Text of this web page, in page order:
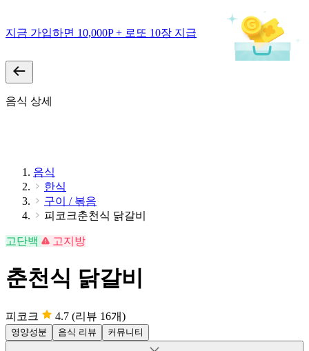
지금 가입하면 10,000P + 로또 10장 지급
음식 상세
음식
한식
구이 / 볶음
피코크춘천식 닭갈비
고단백 고지방
춘천식 닭갈비
피코크 4.7 (리뷰 16개)
영양성분 음식 리뷰 커뮤니티